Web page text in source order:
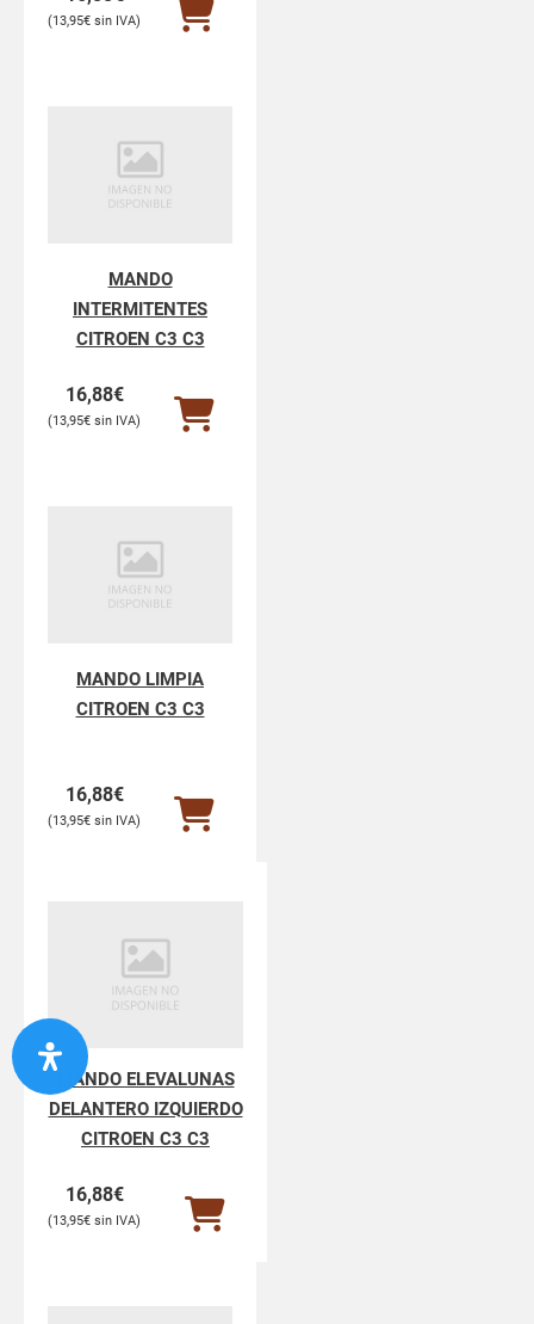
13,95€
MANDO
INTERMITENTES
CITROEN C3 C3
16,88€
13,95€
MANDO LIMPIA
CITROEN C3 C3
16,88€
13,95€
MANDO ELEVALUNAS
DELANTERO IZQUIERDO
CITROEN C3 C3
16,88€
13,95€